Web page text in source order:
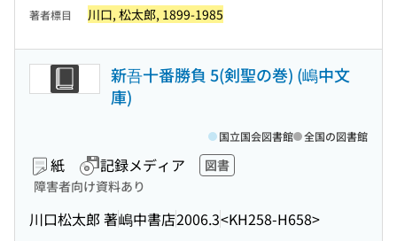
著者標目 川口, 松太郎, 1899-1985
新吾十番勝負 5(剣聖の巻) (嶋中文
庫)
紙 記録メディア
図書
障害者向け資料あり
川口松太郎 著嶋中書店2006.3<KH258-H658>
国立国会図書館 全国の図書館